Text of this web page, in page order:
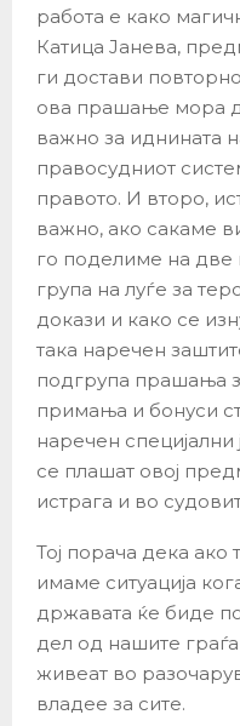
работа е како
Катица Јанева,
ги достави
ова прашање мора
важно за иднината
правосудниот
правото. И второ,
важно, ако сакаме
го поделиме на две
група на луѓе за
докази и како се
така наречен
подгрупа прашања
примања и бонуси
наречен
се плашат овој
истрага и во
Тој порача дека ако
имаме ситуација
државата ќе биде
дел од нашите
живеат во
владее за сите.